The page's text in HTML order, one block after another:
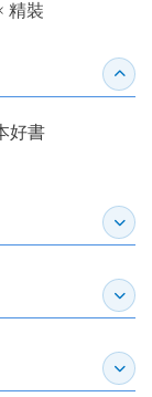
精裝
收合
好書
展開
展開
展開